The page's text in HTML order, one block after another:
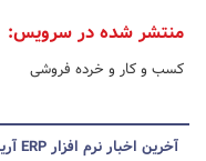
منتشر شده در سرویس:
کسب و کار و خرده فروشی
آخرین اخبار نرم افزار ERP آرین سیستم